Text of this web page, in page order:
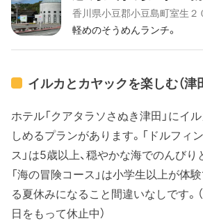
香川県小豆郡小豆島町室生２
軽めのそうめんランチ。
イルカとカヤックを楽しむ（津
ホテル「クアタラソさぬき津田」にイ
しめるプランがあります。「ドルフィ
ス」は5歳以上、穏やかな海でのんび
「海の冒険コース」は小学生以上が体
る夏休みになること間違いなしです。
日をもって休止中）